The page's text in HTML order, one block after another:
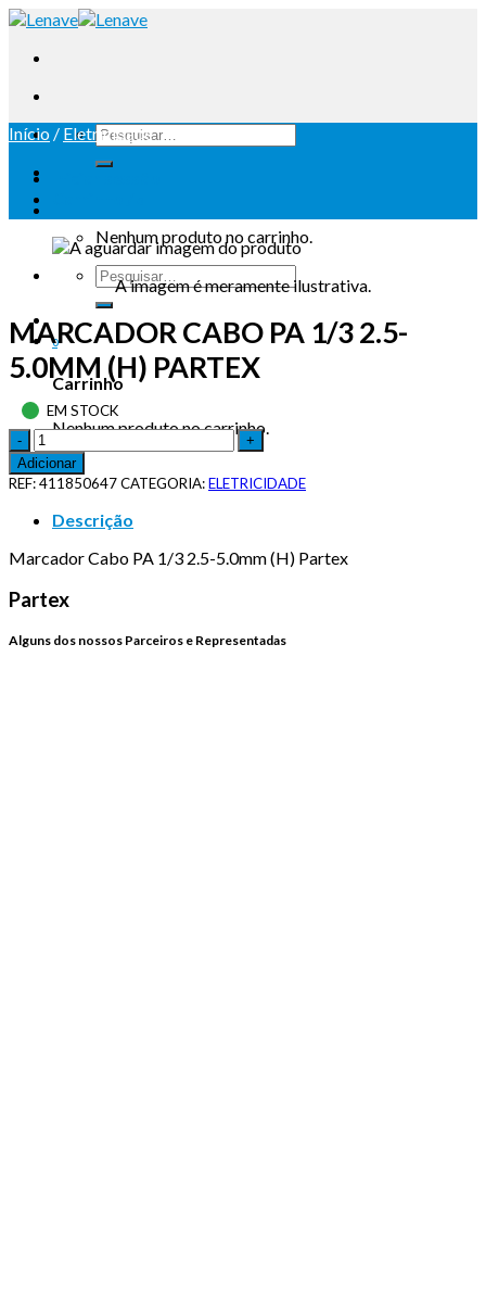
Nenhum produto no carrinho.
0
Carrinho
Nenhum produto no carrinho.
Início / Eletricidade
A imagem é meramente ilustrativa.
MARCADOR CABO PA 1/3 2.5-
5.0MM (H) PARTEX
EM STOCK
Adicionar
REF:411850647CATEGORIA:ELETRICIDADE
Descrição
Marcador Cabo PA 1/3 2.5-5.0mm (H) Partex
Partex
Alguns dos nossos Parceiros e Representadas